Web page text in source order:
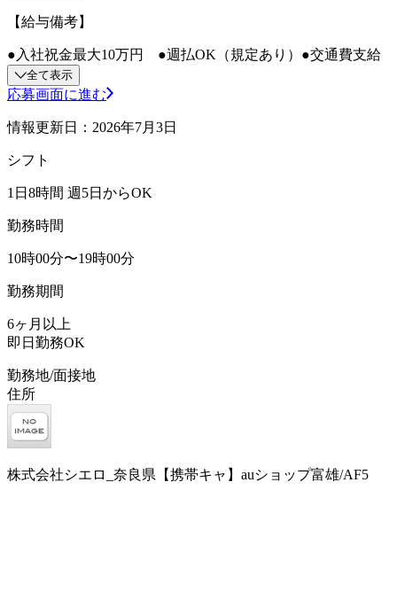
【給与備考】
●入社祝金最大10万円 ●週払OK（規定あり）●交通費支給
全て表示
応募画面に進む
情報更新日：2026年7月3日
シフト
1日8時間 週5日からOK
勤務時間
10時00分〜19時00分
勤務期間
6ヶ月以上
即日勤務OK
勤務地/面接地
住所
株式会社シエロ_奈良県【携帯キャ】auショップ富雄/AF5